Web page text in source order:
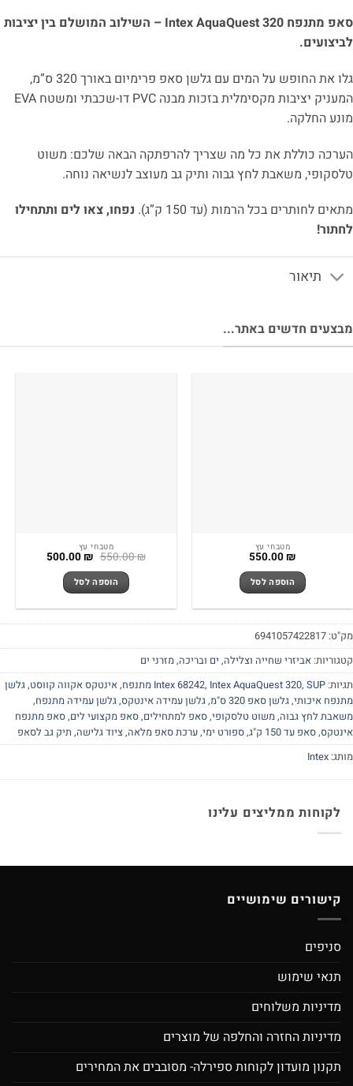
סאפ מתנפח Intex AquaQuest 320 – השילוב המושלם בין יציבות
גלו את החופש על המים עם גלשן סאפ פרימיום באורך 320 ס”מ,
המעניק יציבות מקסימלית בזכות מבנה PVC דו-שכבתי ומשטח EVA
החלקה.
כוללת את כל מה שצריך להרפתקה הבאה שלכם: משוט
משאבת לחץ גבוה ותיק גב מעוצב לנשיאה נוחה.
לחותרים בכל הרמות (עד 150 ק”ג).
נפחו, צאו לים ותתחילו
תיאור
חדשים באתר...
מטבחי עץ
550.00₪
הוספה לסל
מטבחי עץ
550.00₪ המחיר
היה:
550.00 ₪.
500.00₪ המחיר
הוספה לסל
6941057422817
אביזרי שחייה וצלילה,ים ובריכה,מזרני ים
Intex 68242,Intex AquaQuest 320,SUP מתנפח ,אינטקס אקווה קווסט,גלשן
איכותי,גלשן סאפ 320 ס"מ ,גלשן עמידה אינטקס,גלשן עמידה מתנפח,
לחץ גבוה,משוט טלסקופי,סאפ למתחילים,סאפ מקצועי לים,סאפ מתנפח
,סאפ עד 150 ק"ג ,ספורט ימי,ערכת סאפ מלאה,ציוד גלישה,תיק גב לסאפ
Intex
לקוחות ממליצים עלינו
קישורים שימושיים
סניפים
תנאי שימוש
מדיניות משלוחים
מדיניות החזרה והחלפה של מוצרים
תקנון מועדון לקוחות ספירלה- מסובבים את המחירים